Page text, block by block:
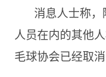
消息人士称
人员在内的其他
毛球协会已经取